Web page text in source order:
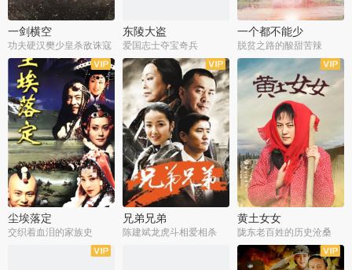
一剑横空
功夫硬汉樊少皇杀敌诛寇
东陵大盗
爱国志士夺宝奇兵
一个都不能少
脱贫之路的酸甜苦辣
全25集
尘埃落定
交织着血泪的家族史
全50集
兄弟兄弟
陈建斌龙虎斗相爱相杀
全23集
黄土女女
陇东老百姓的历史沧桑
全44集